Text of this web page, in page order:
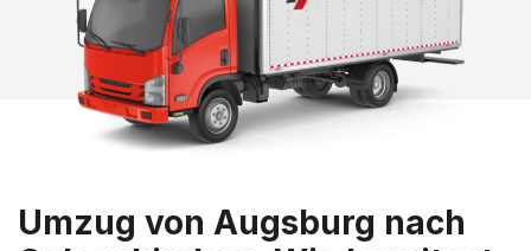
Umzug von Augsburg nach